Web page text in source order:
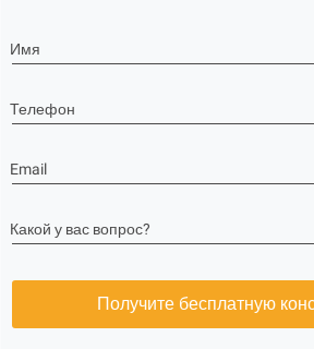
Имя
Телефон
Email
Какой у вас вопрос?
Получите бесплатную